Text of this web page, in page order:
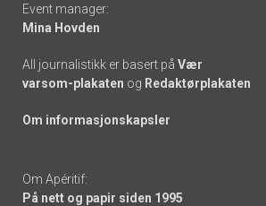
Event manager:
Mina Hovden
All journalistikk er basert på Vær
varsom-plakaten og Redaktørplakaten
Om informasjonskapsler
Om Apéritif:
På nett og papir siden 1995